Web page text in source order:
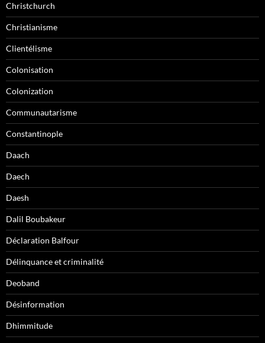
Christchurch
Christianisme
Clientélisme
Colonisation
Colonization
Communautarisme
Constantinople
Daach
Daech
Daesh
Dalil Boubakeur
Déclaration Balfour
Délinquance et criminalité
Deoband
Désinformation
Dhimmitude